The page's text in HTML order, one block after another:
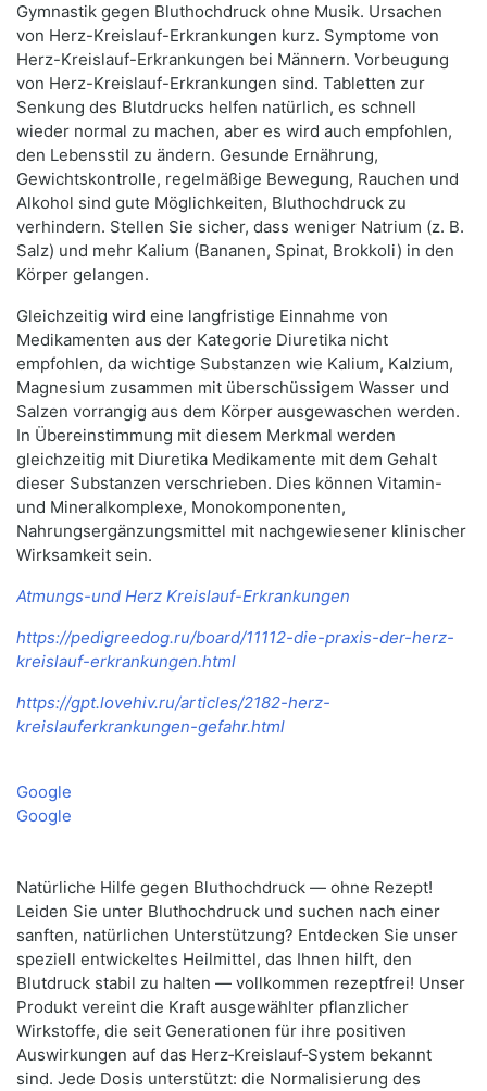
Gymnastik gegen Bluthochdruck ohne Musik. Ursachen
von Herz-Kreislauf-Erkrankungen kurz. Symptome von
Herz-Kreislauf-Erkrankungen bei Männern. Vorbeugung
von Herz-Kreislauf-Erkrankungen sind. Tabletten zur
Senkung des Blutdrucks helfen natürlich, es schnell
wieder normal zu machen, aber es wird auch empfohlen,
den Lebensstil zu ändern. Gesunde Ernährung,
Gewichtskontrolle, regelmäßige Bewegung, Rauchen und
Alkohol sind gute Möglichkeiten, Bluthochdruck zu
verhindern. Stellen Sie sicher, dass weniger Natrium (z. B.
Salz) und mehr Kalium (Bananen, Spinat, Brokkoli) in den
Körper gelangen.
Gleichzeitig wird eine langfristige Einnahme von
Medikamenten aus der Kategorie Diuretika nicht
empfohlen, da wichtige Substanzen wie Kalium, Kalzium,
Magnesium zusammen mit überschüssigem Wasser und
Salzen vorrangig aus dem Körper ausgewaschen werden.
In Übereinstimmung mit diesem Merkmal werden
gleichzeitig mit Diuretika Medikamente mit dem Gehalt
dieser Substanzen verschrieben. Dies können Vitamin-
und Mineralkomplexe, Monokomponenten,
Nahrungsergänzungsmittel mit nachgewiesener klinischer
Wirksamkeit sein.
Atmungs-und Herz Kreislauf-Erkrankungen
https://pedigreedog.ru/board/11112-die-praxis-der-herz-
kreislauf-erkrankungen.html
https://gpt.lovehiv.ru/articles/2182-herz-
kreislauferkrankungen-gefahr.html
Google
Google
Natürliche Hilfe gegen Bluthochdruck — ohne Rezept!
Leiden Sie unter Bluthochdruck und suchen nach einer
sanften, natürlichen Unterstützung? Entdecken Sie unser
speziell entwickeltes Heilmittel, das Ihnen hilft, den
Blutdruck stabil zu halten — vollkommen rezeptfrei! Unser
Produkt vereint die Kraft ausgewählter pflanzlicher
Wirkstoffe, die seit Generationen für ihre positiven
Auswirkungen auf das Herz‑Kreislauf‑System bekannt
sind. Jede Dosis unterstützt: die Normalisierung des